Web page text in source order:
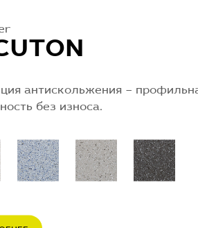
антискольжения –
без износа.